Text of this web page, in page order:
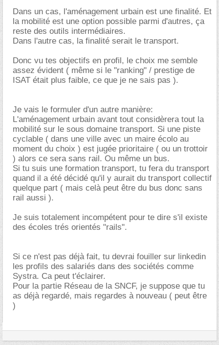
Dans un cas, l'aménagement urbain est une finalité. Et
la mobilité est une option possible parmi d'autres, ça
reste des outils intermédiaires.
Dans l'autre cas, la finalité serait le transport.
Donc vu tes objectifs en profil, le choix me semble
assez évident ( même si le "ranking" / prestige de
ISAT était plus faible, ce que je ne sais pas ).
Je vais le formuler d'un autre manière:
L'aménagement urbain avant tout considèrera tout la
mobilité sur le sous domaine transport. Si une piste
cyclable ( dans une ville avec un maire écolo au
moment du choix ) est jugée prioritaire ( ou un trottoir
) alors ce sera sans rail. Ou même un bus.
Si tu suis une formation transport, tu fera du transport
quand il a été décidé qu'il y aurait du transport collectif
quelque part ( mais celà peut être du bus donc sans
rail aussi ).
Je suis totalement incompétent pour te dire s'il existe
des écoles trés orientés "rails".
Si ce n'est pas déjà fait, tu devrai fouiller sur linkedin
les profils des salariés dans des sociétés comme
Systra. Ca peut t'éclairer.
Pour la partie Réseau de la SNCF, je suppose que tu
as déjà regardé, mais regardes à nouveau ( peut être
)